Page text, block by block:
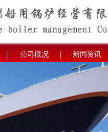
公司概况 新闻资讯